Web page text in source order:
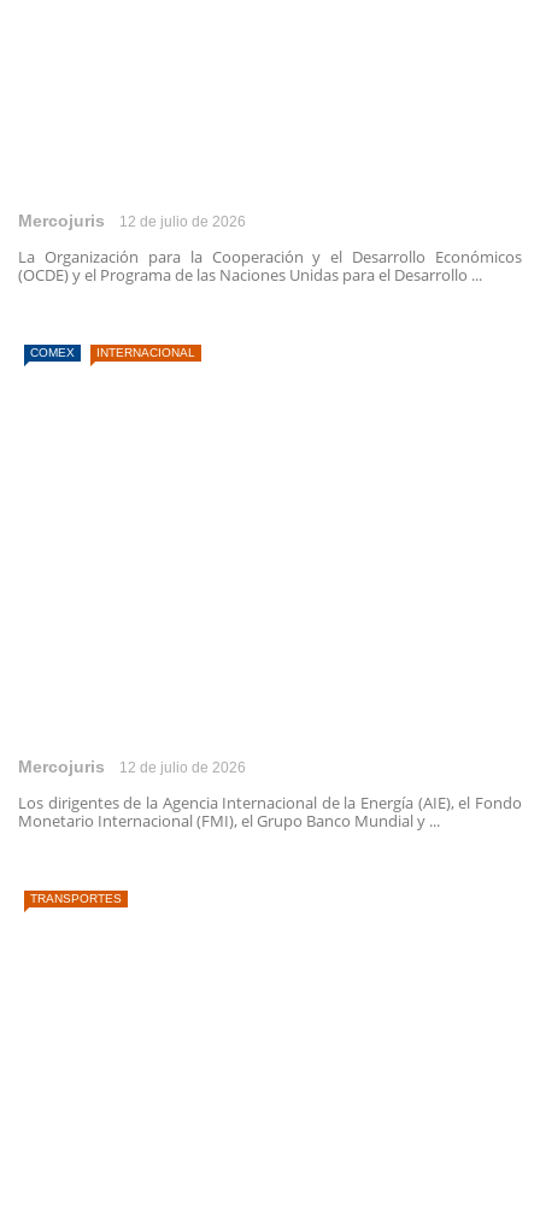
Mercojuris 12 de julio de 2026
La Organización para la Cooperación y el Desarrollo Económicos
(OCDE) y el Programa de las Naciones Unidas para el Desarrollo ...
COMEX INTERNACIONAL
Mercojuris 12 de julio de 2026
Los dirigentes de la Agencia Internacional de la Energía (AIE), el Fondo
Monetario Internacional (FMI), el Grupo Banco Mundial y ...
TRANSPORTES